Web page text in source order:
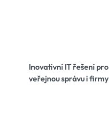
Inovativní IT řešení pro
veřejnou správu i firmy